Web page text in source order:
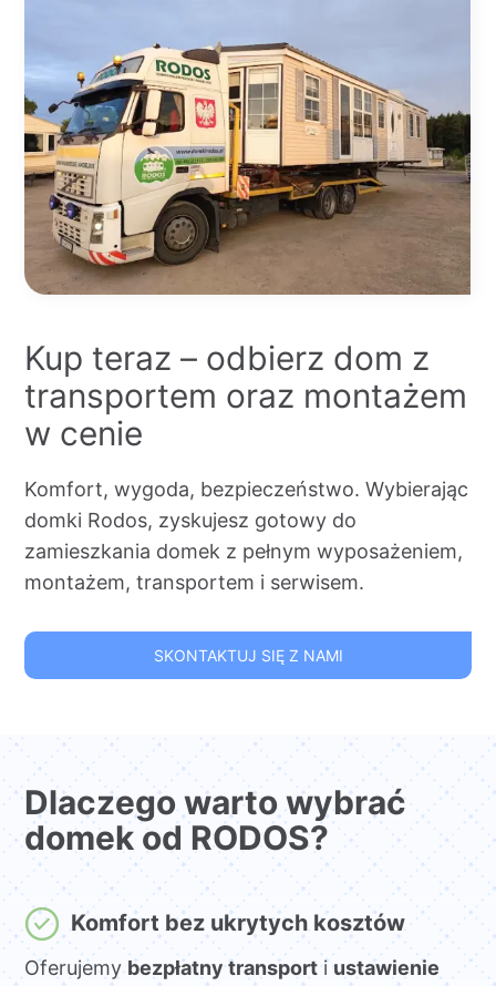
Kup teraz – odbierz dom z
transportem oraz montażem
w cenie
Komfort, wygoda, bezpieczeństwo. Wybierając
domki Rodos, zyskujesz gotowy do
zamieszkania domek z pełnym wyposażeniem,
montażem, transportem i serwisem.
SKONTAKTUJ SIĘ Z NAMI
Dlaczego warto wybrać
domek od RODOS?
Komfort bez ukrytych kosztów
Oferujemybezpłatny transporti ustawienie